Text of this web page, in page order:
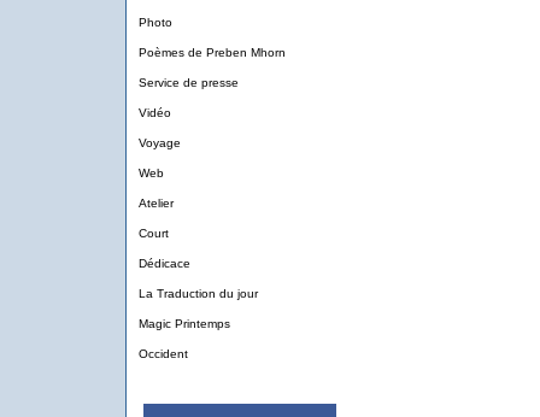
Photo
Poèmes de Preben Mhorn
Service de presse
Vidéo
Voyage
Web
Atelier
Court
Dédicace
La Traduction du jour
Magic Printemps
Occident